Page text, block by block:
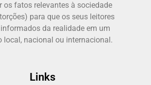
os fatos relevantes à sociedade
para que os seus leitores
da realidade em um
local, nacional ou internacional.
Links